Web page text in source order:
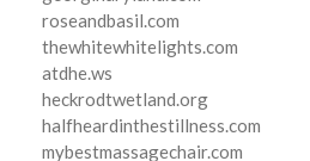
roseandbasil.com
thewhitewhitelights.com
atdhe.ws
heckrodtwetland.org
halfheardinthestillness.com
mybestmassagechair.com